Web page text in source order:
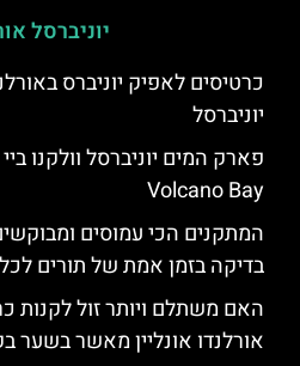
יוניברסל
כרטיסים לאפיק יוניברס
יוניברסל
Volcano Bay
המתקנים הכי עמוסים
בדיקה בזמן אמת של תורים
האם משתלם ויותר זול לקנות
אורלנדו אונליין מאשר בשער